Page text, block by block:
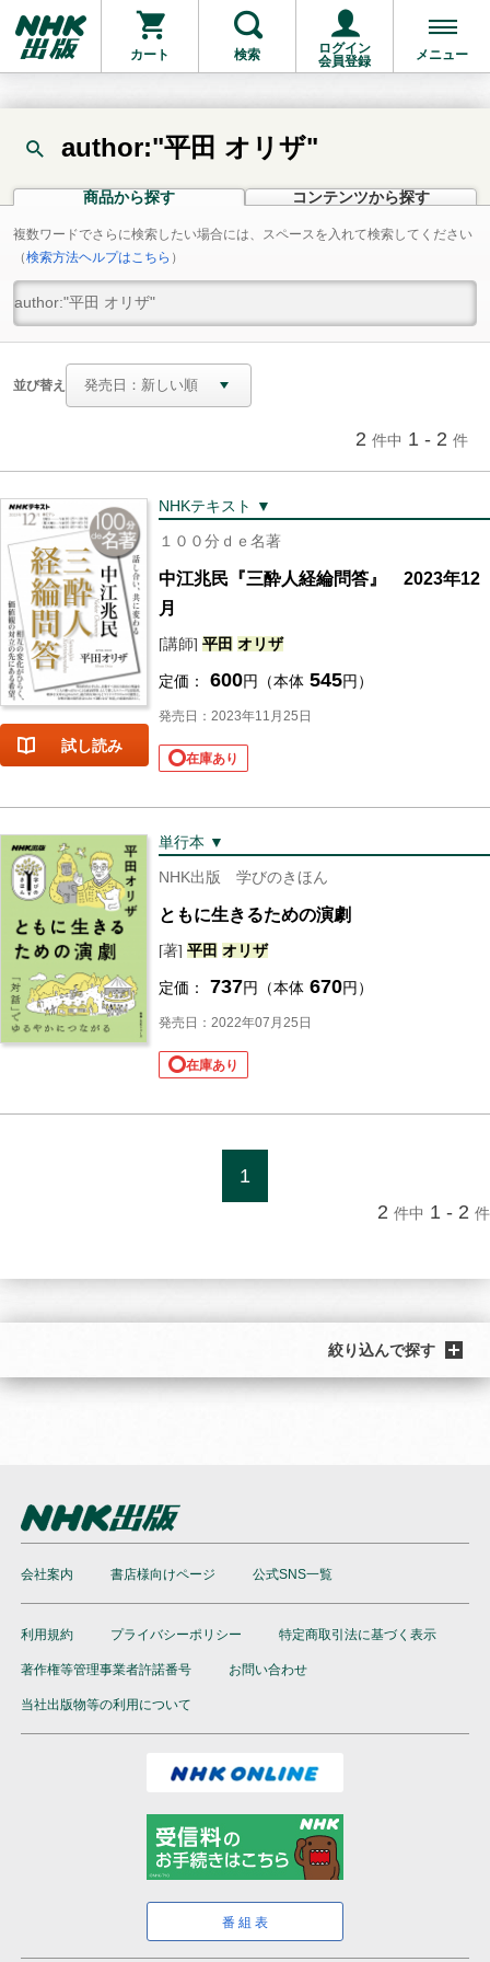
カート 検索
ログイン
会員登録
メニュー
author:"平田 オリザ"
商品から探す コンテンツから探す
複数ワードでさらに検索したい場合には、スペースを入れて検索してください
（検索方法ヘルプはこちら ）
並び替え
2 件中 1 - 2 件
試し読み
NHKテキスト ▼
１００分ｄｅ名著
中江兆民『三酔人経綸問答』 2023年12
月
[講師] 平田 オリザ
定価： 600円（本体 545円）
発売日：2023年11月25日
在庫あり
単行本 ▼
NHK出版 学びのきほん
ともに生きるための演劇
[著] 平田 オリザ
定価： 737円（本体 670円）
発売日：2022年07月25日
在庫あり
1
2 件中 1 - 2 件
絞り込んで探す
会社案内 書店様向けページ 公式SNS一覧
利用規約 プライバシーポリシー 特定商取引法に基づく表示
著作権等管理事業者許諾番号 お問い合わせ
当社出版物等の利用について
番組表